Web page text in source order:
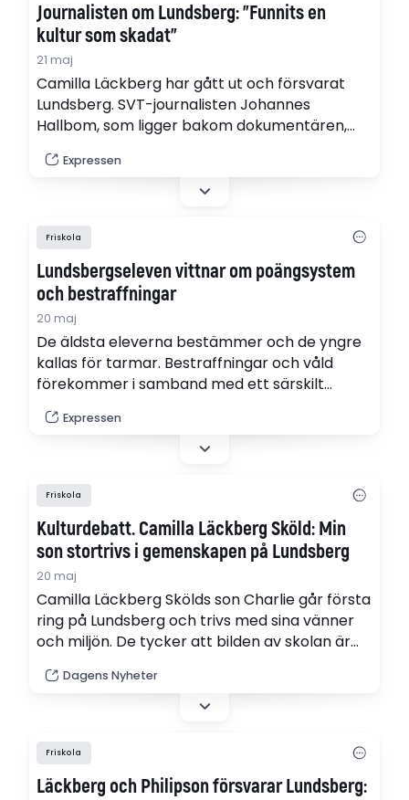
Journalisten om Lundsberg: ”Funnits en
kultur som skadat”
21 maj
Camilla Läckberg har gått ut och försvarat
Lundsberg. SVT-journalisten Johannes
Hallbom, som ligger bakom dokumentären,
annorlunda ut för alla – men att det finns ett
Expressen
Friskola
Lundsbergseleven vittnar om poängsystem
och bestraffningar
20 maj
De äldsta eleverna bestämmer och de yngre
kallas för tarmar. Bestraffningar och våld
förekommer i samband med ett särskilt
Samtidigt råder tystnadskultur om den
hierarki som råder på internatskolan
Dokument inifrån.
Expressen
Friskola
Kulturdebatt. Camilla Läckberg Sköld: Min
son stortrivs i gemenskapen på Lundsberg
20 maj
Camilla Läckberg Skölds son Charlie går första
ring på Lundsberg och trivs med sina vänner
och miljön. De tycker att bilden av skolan är
uppmärksammade dokumentär. Här ger de
tillsammans en annan berättelse.
Dagens Nyheter
Friskola
Läckberg och Philipson försvarar Lundsberg: